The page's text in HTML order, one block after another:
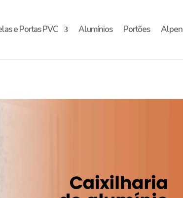
e Portas PVC Alumínios Portões